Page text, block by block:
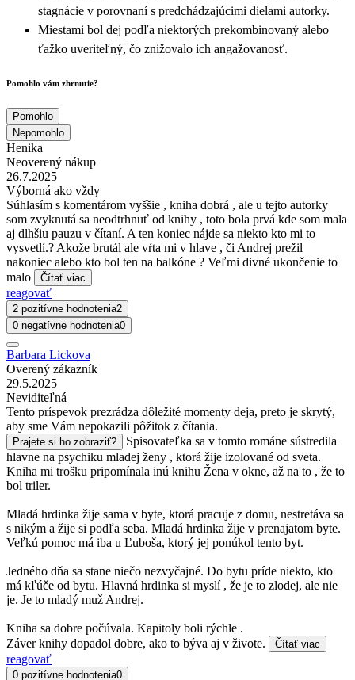
stagnácie v porovnaní s predchádzajúcimi dielami autorky.
Miestami bol dej podľa niektorých prekombinovaný alebo
ťažko uveriteľný, čo znižovalo ich angažovanosť.
Pomohlo vám zhrnutie?
Pomohlo
Nepomohlo
Henika
Neoverený nákup
26.7.2025
Výborná ako vždy
Súhlasím s komentárom vyššie , kniha dobrá , ale u tejto autorky
som zvyknutá sa neodtrhnuť od knihy , toto bola prvá kde som mala
aj dlhšiu pauzu v čítaní. A ten koniec nájde sa niekto kto mi to
vysvetlí.? Akože brutál ale vŕta mi v hlave , či Andrej prežil
nakoniec alebo kto bol ten na balkóne ? Veľmi divné ukončenie to
malo
Čítať viac
reagovať
2 pozitívne hodnotenia2
0 negatívne hodnotenia0
Barbara Lickova
Overený zákazník
29.5.2025
Neviditeľná
Tento príspevok prezrádza dôležité momenty deja, preto je skrytý,
aby sme Vám nepokazili pôžitok z čítania.
Prajete si ho zobraziť?
Spisovateľka sa v tomto románe sústredila
hlavne na psychiku mladej ženy , ktorá žije izolované od sveta.
Kniha mi trošku pripomínala inú knihu Žena v okne, až na to , že to
bol triler.
Mladá hrdinka žije sama v byte, ktorá pracuje z domu, nestretáva sa
s nikým a žije si podľa seba. Mladá hrdinka žije v prenajatom byte.
Veľkú pomoc má iba u Ľuboša, ktorý jej ponúkol tento byt.
Jedného dňa sa stane niečo nezvyčajné. Do bytu príde niekto, kto
má kľúče od bytu. Hlavná hrdinka si myslí , že je to zlodej, ale nie
je. Je to mladý muž Andrej.
Kniha sa dobre počúvala. Kapitoly boli rýchle .
Záver knihy dopadol dobre, ako to býva aj v živote.
Čítať viac
reagovať
0 pozitívne hodnotenia0